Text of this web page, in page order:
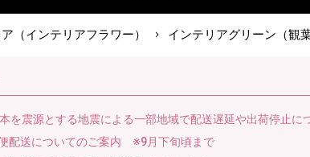
（インテリアフラワー） インテリアグリーン（観葉
を震源とする地震による一部地域で配送遅延や出荷停止に
配送についてのご案内 ※9月下旬頃まで